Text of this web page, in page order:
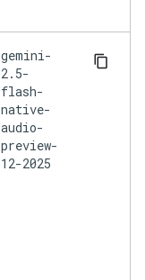
gemini-
2.5-
flash-
native-
audio-
preview-
12-2025